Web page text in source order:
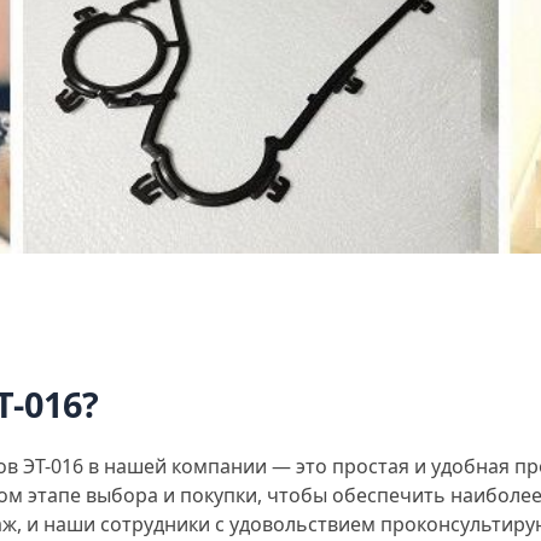
016?
ЭТ-016 в нашей компании — это простая и удобная
этапе выбора и покупки, чтобы обеспечить
и наши сотрудники с удовольствием